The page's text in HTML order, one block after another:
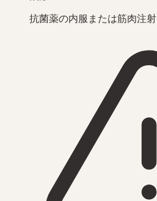
抗菌薬の内服または筋肉注射